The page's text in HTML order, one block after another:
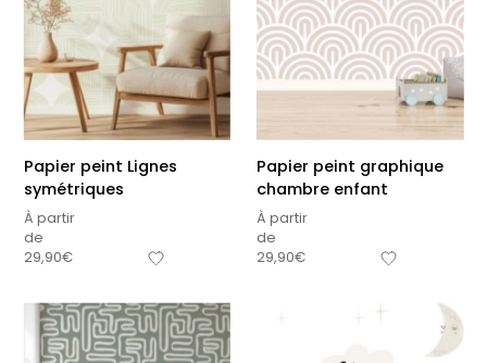
Papier peint Lignes
symétriques
À partir
de
29,90€
Papier peint graphique
chambre enfant
À partir
de
29,90€